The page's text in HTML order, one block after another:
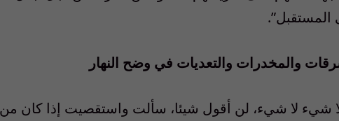
والمخدرات والتعديات في وضح النهار
شيء لا شيء، لن أقول شيئا، سألت واستقصيت إذا كان من